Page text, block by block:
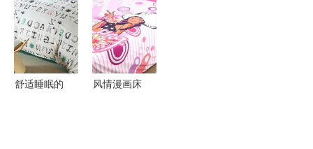
的“绒”世界
强盛棉业加
工厂
舒适睡眠的
风情漫画床